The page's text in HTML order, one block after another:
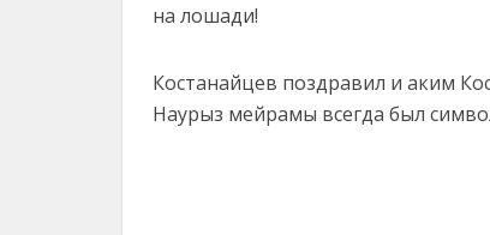
на лошади!
Костанайцев поздравил и аким
Наурыз мейрамы всегда был